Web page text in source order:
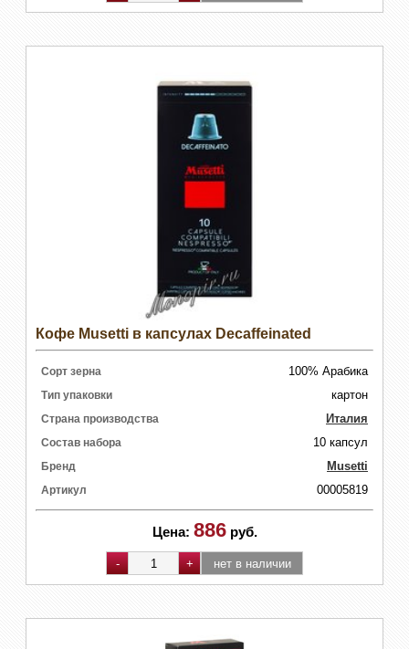
Кофе Musetti в капсулах Decaffeinated
Сорт зерна 100% Арабика
Тип упаковки картон
Страна производства Италия
Состав набора 10 капсул
Бренд Musetti
Артикул 00005819
Цена: 886 руб.